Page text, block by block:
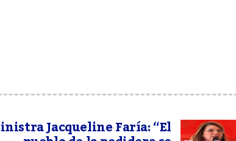
Jacqueline Faría: “El